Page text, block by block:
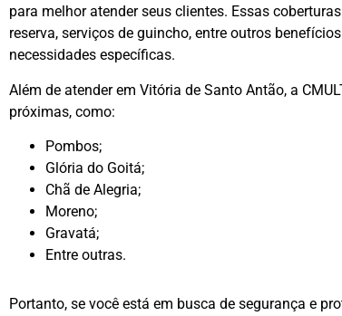
para melhor atender seus clientes. Essas
reserva, serviços de guincho, entre outros
necessidades específicas.
Além de atender em Vitória de Santo Antão, a
próximas, como:
Pombos;
Glória do Goitá;
Chã de Alegria;
Moreno;
Gravatá;
Entre outras.
Portanto, se você está em busca de segurança e